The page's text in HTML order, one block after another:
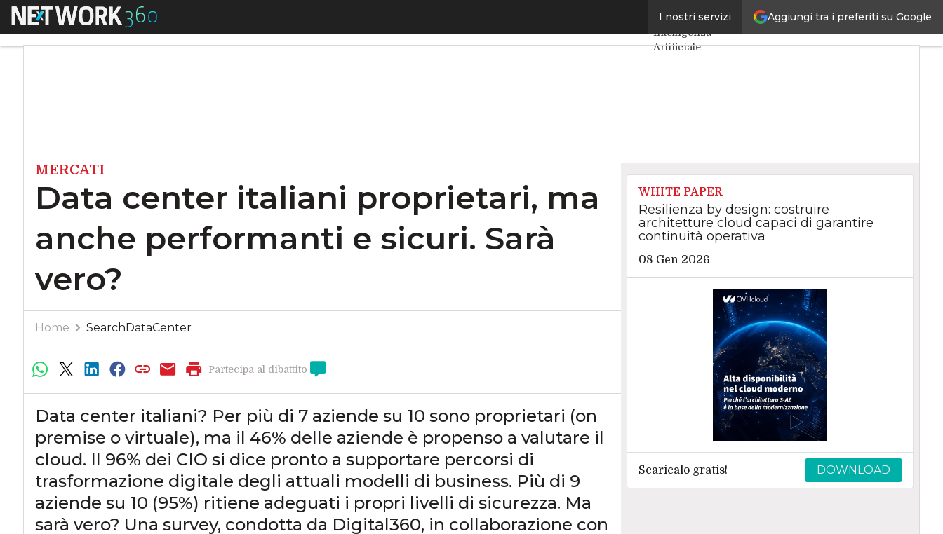
Aggiungi tra i preferiti su Google
I nostri servizi
Menu
Ultimi articoli
Intelligenza
Artificiale
MERCATI
Data center italiani proprietari, ma
anche performanti e sicuri. Sarà
vero?
Home SearchDataCenter
Partecipa al dibattito
Data center italiani? Per più di 7 aziende su 10 sono proprietari (on
premise o virtuale), ma il 46% delle aziende è propenso a valutare il
cloud. Il 96% dei CIO si dice pronto a supportare percorsi di
trasformazione digitale degli attuali modelli di business. Più di 9
aziende su 10 (95%) ritiene adeguati i propri livelli di sicurezza. Ma
sarà vero? Una survey, condotta da Digital360, in collaborazione con
WHITE PAPER
Resilienza by design: costruire
architetture cloud capaci di garantire
continuità operativa
08 Gen 2026
Scaricalo gratis! DOWNLOAD